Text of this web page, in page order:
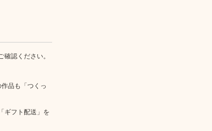
確認ください。
品も「つくっ
ギフト配送」を